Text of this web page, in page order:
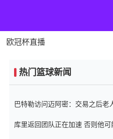
欧冠杯直播
热门篮球新闻
巴特勒访问迈阿密：交易之后老
库里返回团队正在加速 否则他